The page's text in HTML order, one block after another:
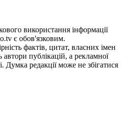
використання iнформацiї
є обов'язковим.
фактів, цитат, власних імен
публікацій, а рекламної
Думка редакцiї може не збiгатися